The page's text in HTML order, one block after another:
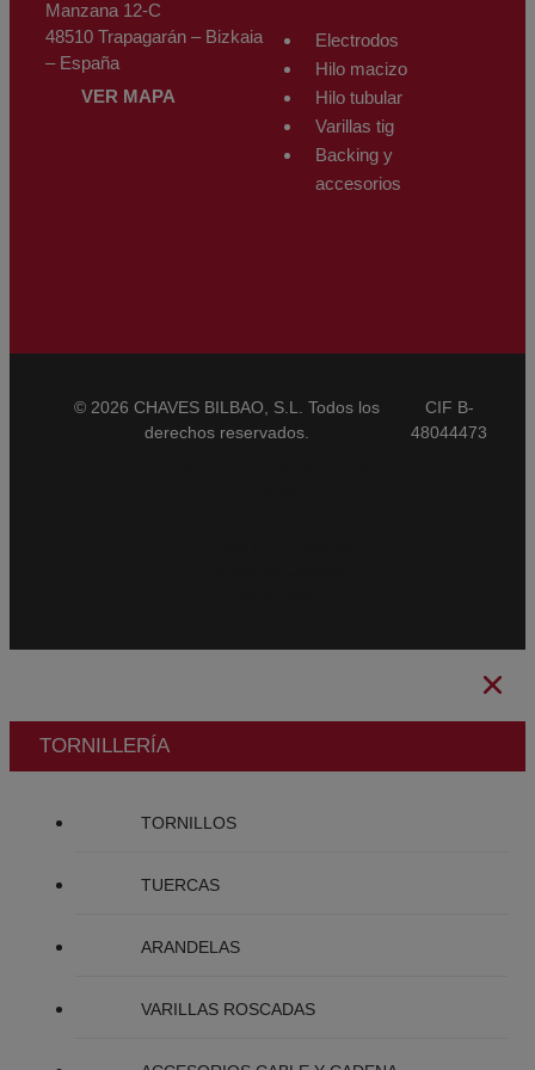
Manzana 12-C
48510 Trapagarán – Bizkaia
– España
VER MAPA
Electrodos
Hilo macizo
Hilo tubular
Varillas tig
Backing y
accesorios
© 2026 CHAVES BILBAO, S.L. Todos los
derechos reservados.
CIF B-
48044473
TORNILLERÍA
TORNILLOS
TUERCAS
ARANDELAS
VARILLAS ROSCADAS